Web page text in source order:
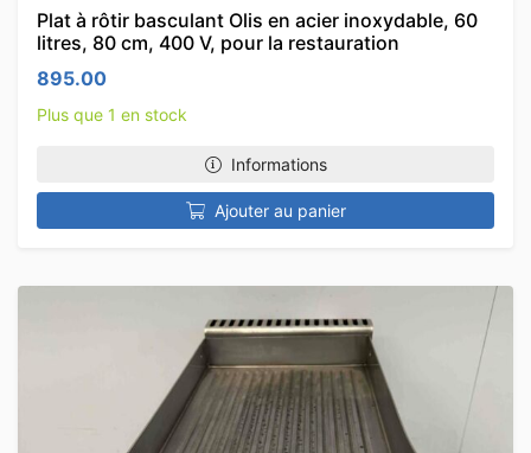
Plat à rôtir basculant Olis en acier inoxydable, 60
litres, 80 cm, 400 V, pour la restauration
895.00
Plus que 1 en stock
Informations
Ajouter au panier